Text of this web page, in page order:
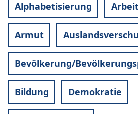
Alphabetisierung
Armut
Bevölkerung/
Bildung Demokratie